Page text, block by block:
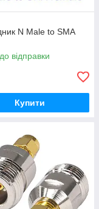
N Male to SMA
відправки
Купити